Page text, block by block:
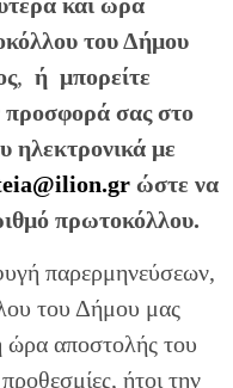
του Δήμου
, ή μπορείτε
προσφορά σας στο
ηλεκτρονικά με
ώστε να
πρωτοκόλλου.
παρερμηνεύσεων,
του Δήμου μας
ώρα αποστολής του
ήτοι την